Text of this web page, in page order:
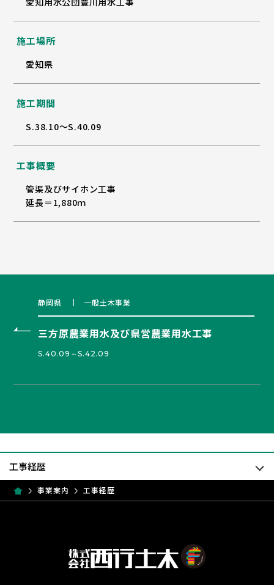
施工場所
愛知県
施工期間
S.38.10～S.40.09
工事概要
管渠及びサイホン工事
延長＝1,880ｍ
静岡県 一般土木事業
三方原農業用水及び県営農業用水工事
S.40.09～S.42.09
事業案内 工事経歴